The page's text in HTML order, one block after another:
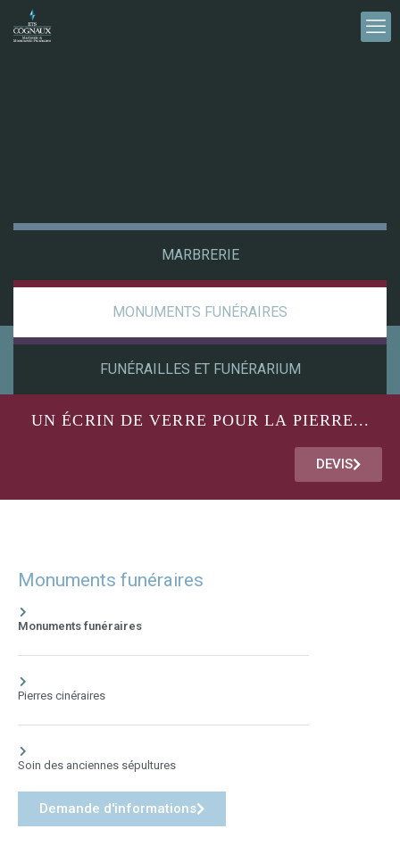
MARBRERIE
MONUMENTS FUNÉRAIRES
FUNÉRAILLES ET FUNÉRARIUM
UN ÉCRIN DE VERRE POUR LA PIERRE...
DEVIS
Monuments funéraires
Monuments funéraires
Pierres cinéraires
Soin des anciennes sépultures
Demande d'informations